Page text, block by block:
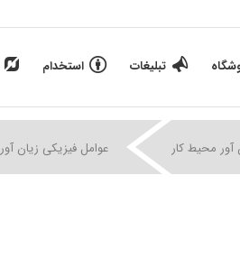
تبلیغات استخدام
آور محیط کار عوامل فیزیکی زیان